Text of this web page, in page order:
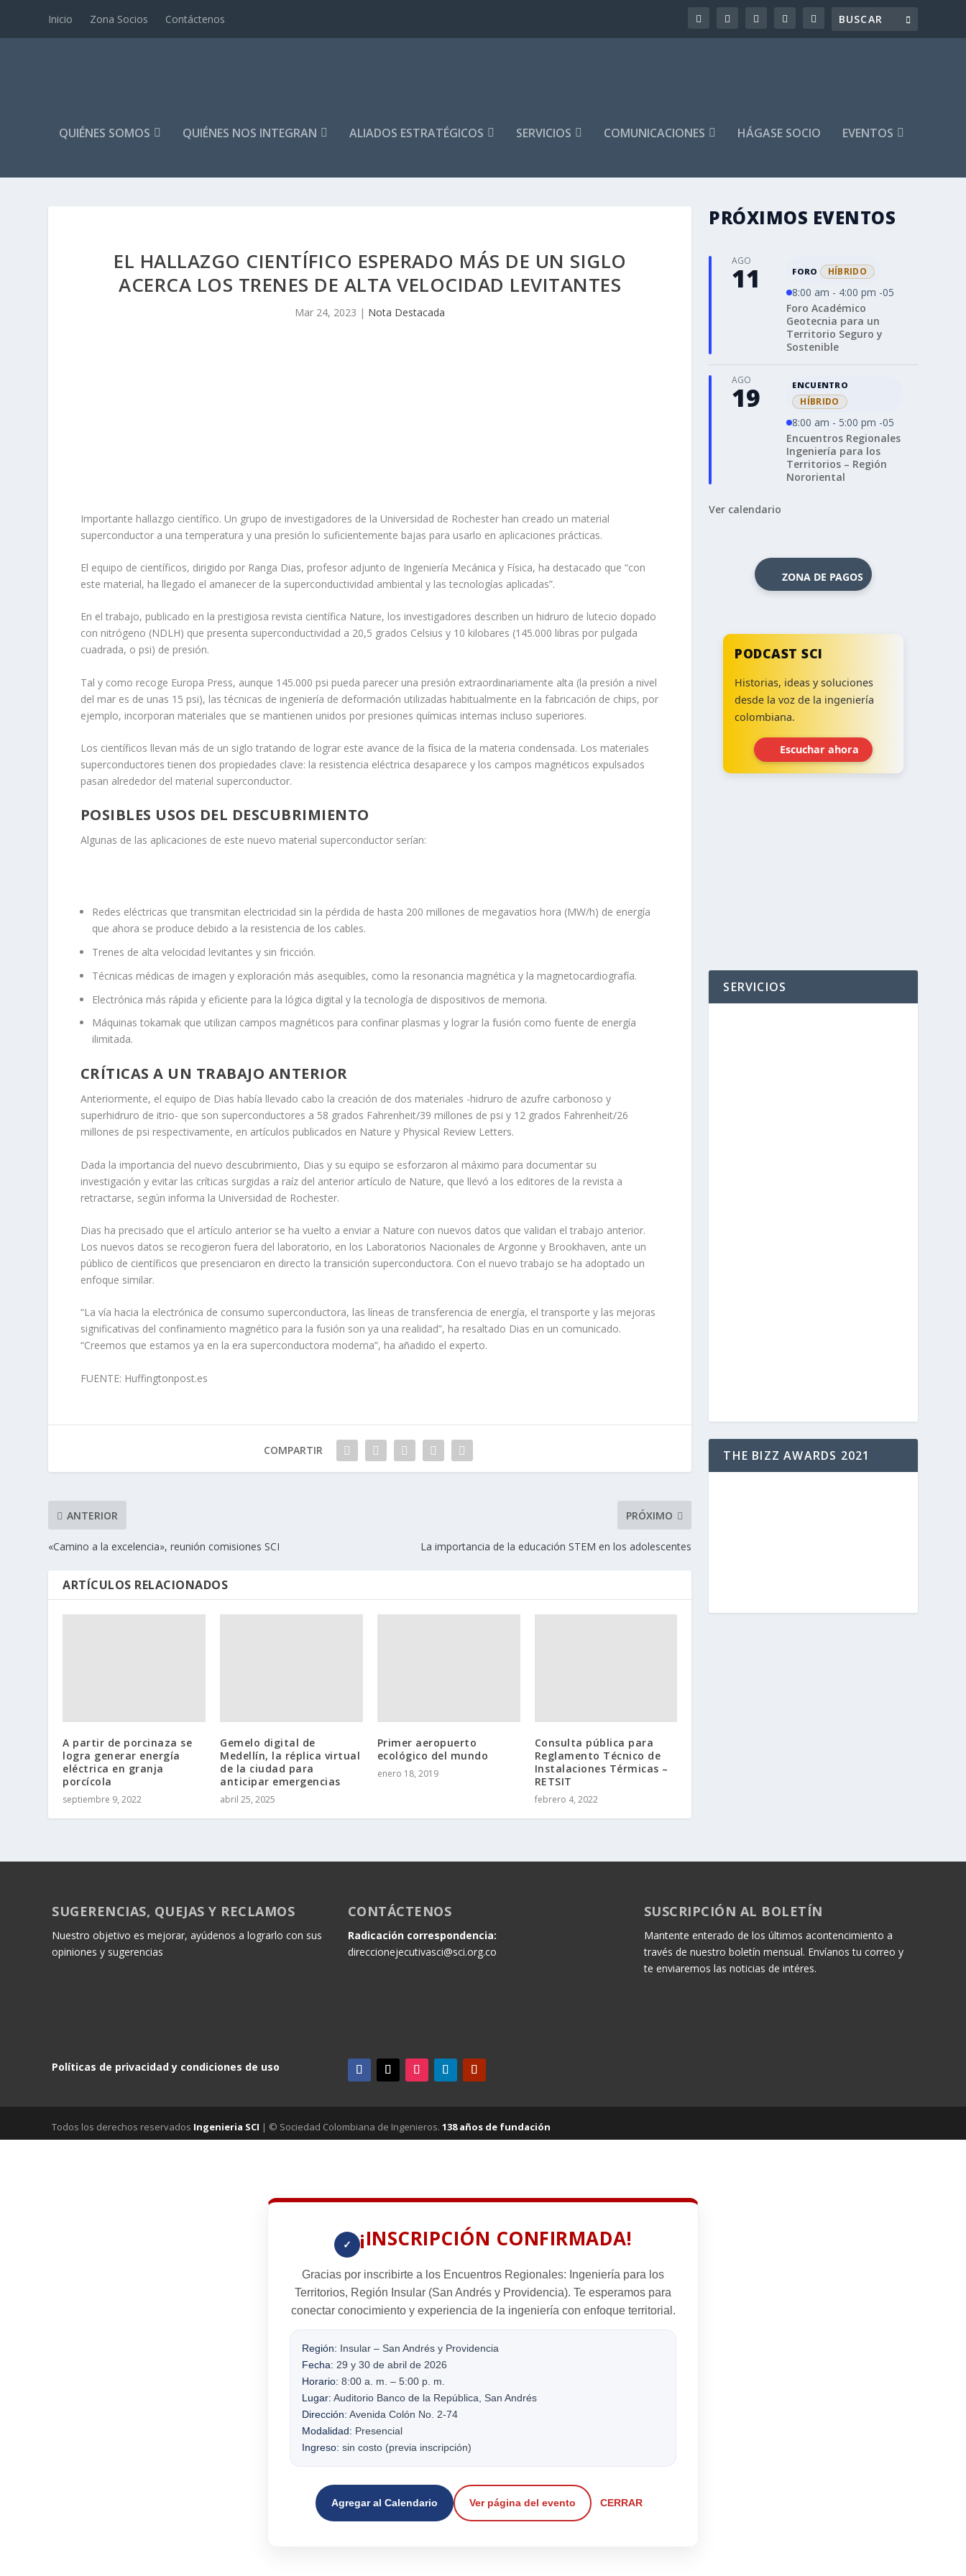
Inicio Zona Socios Contáctenos
QUIÉNES SOMOS QUIÉNES NOS INTEGRAN ALIADOS ESTRATÉGICOS SERVICIOS COMUNICACIONES HÁGASE SOCIO EVENTOS
EL HALLAZGO CIENTÍFICO ESPERADO MÁS DE UN SIGLO
ACERCA LOS TRENES DE ALTA VELOCIDAD LEVITANTES
Mar 24, 2023 | Nota Destacada
Importante hallazgo científico. Un grupo de investigadores de la Universidad de Rochester han creado un material
superconductor a una temperatura y una presión lo suficientemente bajas para usarlo en aplicaciones prácticas.
El equipo de científicos, dirigido por Ranga Dias, profesor adjunto de Ingeniería Mecánica y Física, ha destacado que “con
este material, ha llegado el amanecer de la superconductividad ambiental y las tecnologías aplicadas”.
En el trabajo, publicado en la prestigiosa revista científica Nature, los investigadores describen un hidruro de lutecio dopado
con nitrógeno (NDLH) que presenta superconductividad a 20,5 grados Celsius y 10 kilobares (145.000 libras por pulgada
cuadrada, o psi) de presión.
Tal y como recoge Europa Press, aunque 145.000 psi pueda parecer una presión extraordinariamente alta (la presión a nivel
del mar es de unas 15 psi), las técnicas de ingeniería de deformación utilizadas habitualmente en la fabricación de chips, por
ejemplo, incorporan materiales que se mantienen unidos por presiones químicas internas incluso superiores.
Los científicos llevan más de un siglo tratando de lograr este avance de la física de la materia condensada. Los materiales
superconductores tienen dos propiedades clave: la resistencia eléctrica desaparece y los campos magnéticos expulsados
pasan alrededor del material superconductor.
POSIBLES USOS DEL DESCUBRIMIENTO
Algunas de las aplicaciones de este nuevo material superconductor serían:
Redes eléctricas que transmitan electricidad sin la pérdida de hasta 200 millones de megavatios hora (MW/h) de energía
que ahora se produce debido a la resistencia de los cables.
Trenes de alta velocidad levitantes y sin fricción.
Técnicas médicas de imagen y exploración más asequibles, como la resonancia magnética y la magnetocardiografía.
Electrónica más rápida y eficiente para la lógica digital y la tecnología de dispositivos de memoria.
Máquinas tokamak que utilizan campos magnéticos para confinar plasmas y lograr la fusión como fuente de energía
ilimitada.
CRÍTICAS A UN TRABAJO ANTERIOR
Anteriormente, el equipo de Dias había llevado cabo la creación de dos materiales -hidruro de azufre carbonoso y
superhidruro de itrio- que son superconductores a 58 grados Fahrenheit/39 millones de psi y 12 grados Fahrenheit/26
millones de psi respectivamente, en artículos publicados en Nature y Physical Review Letters.
Dada la importancia del nuevo descubrimiento, Dias y su equipo se esforzaron al máximo para documentar su
investigación y evitar las críticas surgidas a raíz del anterior artículo de Nature, que llevó a los editores de la revista a
retractarse, según informa la Universidad de Rochester.
Dias ha precisado que el artículo anterior se ha vuelto a enviar a Nature con nuevos datos que validan el trabajo anterior.
Los nuevos datos se recogieron fuera del laboratorio, en los Laboratorios Nacionales de Argonne y Brookhaven, ante un
público de científicos que presenciaron en directo la transición superconductora. Con el nuevo trabajo se ha adoptado un
enfoque similar.
“La vía hacia la electrónica de consumo superconductora, las líneas de transferencia de energía, el transporte y las mejoras
significativas del confinamiento magnético para la fusión son ya una realidad”, ha resaltado Dias en un comunicado.
“Creemos que estamos ya en la era superconductora moderna”, ha añadido el experto.
FUENTE: Huffingtonpost.es
COMPARTIR
ANTERIOR
«Camino a la excelencia», reunión comisiones SCI
PRÓXIMO
La importancia de la educación STEM en los adolescentes
ARTÍCULOS RELACIONADOS
A partir de porcinaza se
logra generar energía
eléctrica en granja
porcícola
septiembre 9, 2022
Gemelo digital de
Medellín, la réplica virtual
de la ciudad para
anticipar emergencias
abril 25, 2025
Primer aeropuerto
ecológico del mundo
enero 18, 2019
Consulta pública para
Reglamento Técnico de
Instalaciones Térmicas –
RETSIT
febrero 4, 2022
PRÓXIMOS EVENTOS
AGO
11 FORO HÍBRIDO
8:00 am - 4:00 pm -05
Foro Académico
Geotecnia para un
Territorio Seguro y
Sostenible
AGO
19 ENCUENTRO
HÍBRIDO
8:00 am - 5:00 pm -05
Encuentros Regionales
Ingeniería para los
Territorios – Región
Nororiental
Ver calendario
ZONA DE PAGOS
PODCAST SCI
Historias, ideas y soluciones
desde la voz de la ingeniería
colombiana.
Escuchar ahora
SERVICIOS
THE BIZZ AWARDS 2021
SUGERENCIAS, QUEJAS Y RECLAMOS
Nuestro objetivo es mejorar, ayúdenos a lograrlo con sus
opiniones y sugerencias
Políticas de privacidad y condiciones de uso
CONTÁCTENOS
Radicación correspondencia:
direccionejecutivasci@sci.org.co
SUSCRIPCIÓN AL BOLETÍN
Mantente enterado de los últimos acontencimiento a
través de nuestro boletín mensual. Envíanos tu correo y
te enviaremos las noticias de intéres.
Todos los derechos reservados Ingenieria SCI | © Sociedad Colombiana de Ingenieros. 138 años de fundación
✓ ¡INSCRIPCIÓN CONFIRMADA!
Gracias por inscribirte a los Encuentros Regionales: Ingeniería para los
Territorios, Región Insular (San Andrés y Providencia). Te esperamos para
conectar conocimiento y experiencia de la ingeniería con enfoque territorial.
Región: Insular – San Andrés y Providencia
Fecha: 29 y 30 de abril de 2026
Horario: 8:00 a. m. – 5:00 p. m.
Lugar: Auditorio Banco de la República, San Andrés
Dirección: Avenida Colón No. 2-74
Modalidad: Presencial
Ingreso: sin costo (previa inscripción)
Agregar al Calendario Ver página del evento CERRAR